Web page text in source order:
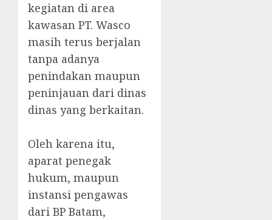
kegiatan di area
kawasan PT. Wasco
masih terus berjalan
tanpa adanya
penindakan maupun
peninjauan dari dinas
dinas yang berkaitan.
‎Oleh karena itu,
aparat penegak
hukum, maupun
instansi pengawas
dari BP Batam,